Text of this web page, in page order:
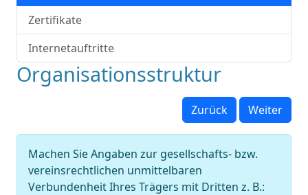
Zertifikate
Internetauftritte
Organisationsstruktur
Zurück Weiter
Machen Sie Angaben zur gesellschafts- bzw.
vereinsrechtlichen unmittelbaren
Verbundenheit Ihres Trägers mit Dritten z. B.: